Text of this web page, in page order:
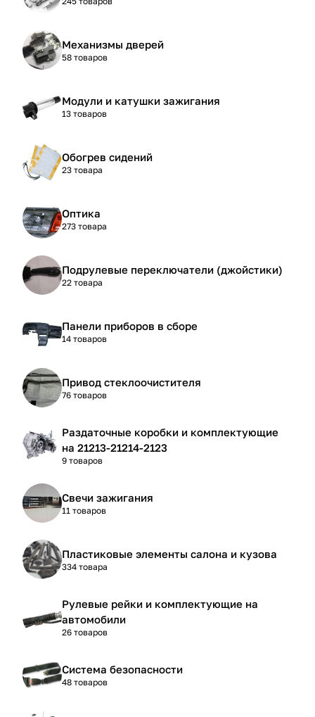
Механизмы дверей
58 товаров
Модули и катушки зажигания
13 товаров
Обогрев сидений
23 товара
Оптика
273 товара
Подрулевые переключатели (джойстики)
22 товара
Панели приборов в сборе
14 товаров
Привод стеклоочистителя
76 товаров
Раздаточные коробки и комплектующие
на 21213-21214-2123
9 товаров
Свечи зажигания
11 товаров
Пластиковые элементы салона и кузова
334 товара
Рулевые рейки и комплектующие на
автомобили
26 товаров
Система безопасности
48 товаров